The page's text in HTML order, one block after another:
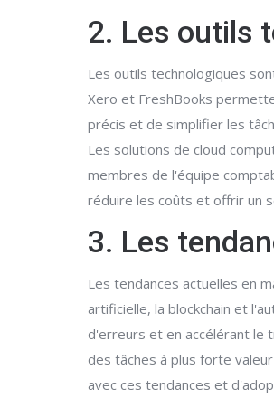
2. Les outils
Les outils technologiques
Xero et FreshBooks
précis et de simplifier les
Les solutions de cloud
membres de l'équipe
réduire les coûts et offrir un
3. Les
Les tendances actuelles en
artificielle, la blockchain et
d'erreurs et en accélérant le
des tâches à plus forte
avec ces tendances et